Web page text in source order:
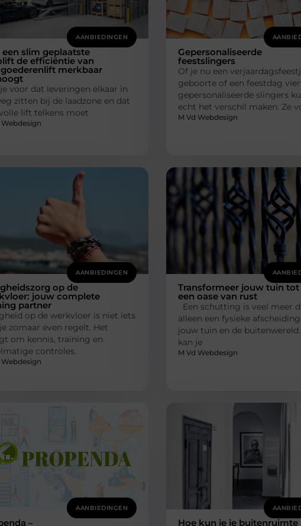
AANBIEDINGEN
een slim geplaatste
de efficiëntie van
merkbaar
voor dat leveringen elkaar in
zitten bij de laadzone en dat
lift telkens moet
Webdesign
Gepersonaliseerde
feestslingers
Of je nu een
geboorte of een feestdag
gepersonaliseerde slingers
echt het verschil maken. Ze
M Vd Webdesign
AANBIEDINGEN
op de
jouw complete
partner
op de werkvloer is niet iets
zomaar even regelt. Het
om kennis, training en
controles.
Webdesign
Transformeer jouw tuin tot
een oase van rust
Een schutting is veel meer
alleen een fysieke
jouw tuin en de
kan je
M Vd Webdesign
AANBIEDINGEN
– Hoe kun je je buitenruimte